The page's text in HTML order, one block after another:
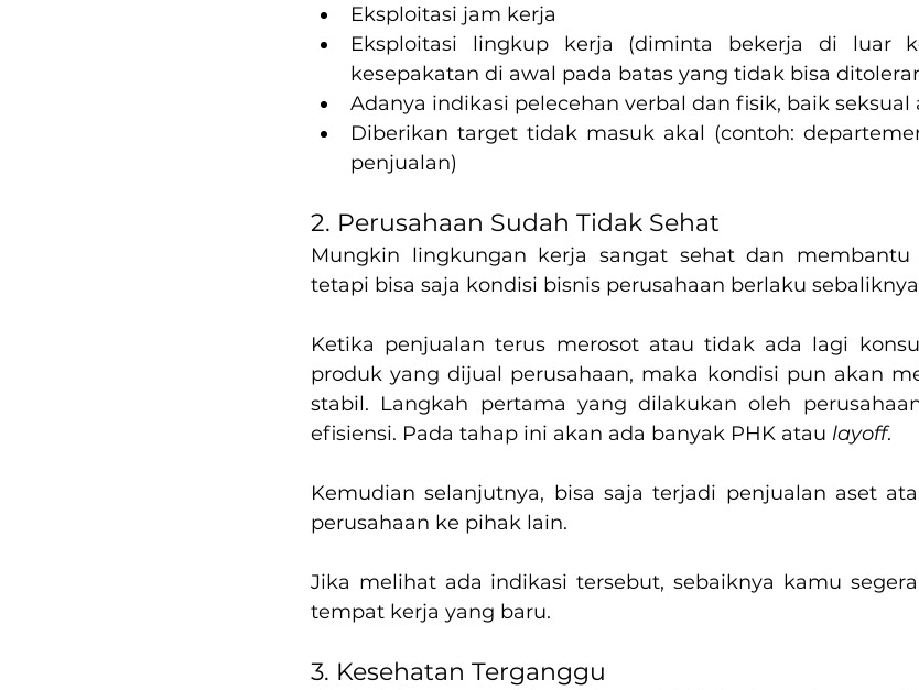
Eksploitasi jam kerja
Eksploitasi lingkup kerja (diminta bekerja di luar
kesepakatan di awal pada batas yang tidak bisa
Adanya indikasi pelecehan verbal dan fisik, baik seksual
Diberikan target tidak masuk akal (contoh:
penjualan)
2. Perusahaan Sudah Tidak Sehat
Mungkin lingkungan kerja sangat sehat dan membantu
tetapi bisa saja kondisi bisnis perusahaan berlaku
Ketika penjualan terus merosot atau tidak ada lagi
produk yang dijual perusahaan, maka kondisi pun akan
stabil. Langkah pertama yang dilakukan oleh
efisiensi. Pada tahap ini akan ada banyak PHK atau layoff.
Kemudian selanjutnya, bisa saja terjadi penjualan aset
perusahaan ke pihak lain.
Jika melihat ada indikasi tersebut, sebaiknya kamu
tempat kerja yang baru.
3. Kesehatan Terganggu